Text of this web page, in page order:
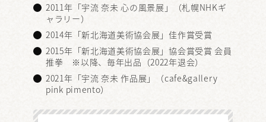
2011年「宇流 奈未 心の風景展」（札幌NHKギ
ャラリー）
2014年「新北海道美術協会展」佳作賞受賞
2015年「新北海道美術協会展」協会賞受賞 会員
推拳 ※以降、毎年出品（2022年退会）
2021年「宇流 奈未 作品展」（cafe&gallery
pink pimento）